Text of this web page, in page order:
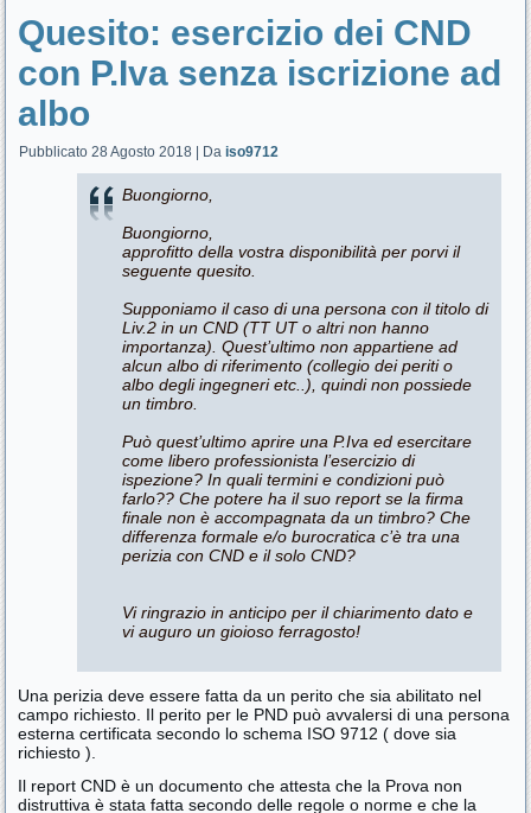
Quesito: esercizio dei CND
con P.Iva senza iscrizione ad
albo
Pubblicato 28 Agosto 2018 Da iso9712
Buongiorno,
Buongiorno,
approfitto della vostra disponibilità per porvi il
seguente quesito.
Supponiamo il caso di una persona con il titolo di
Liv.2 in un CND (TT UT o altri non hanno
importanza). Quest’ultimo non appartiene ad
alcun albo di riferimento (collegio dei periti o
albo degli ingegneri etc..), quindi non possiede
un timbro.
Può quest’ultimo aprire una P.Iva ed esercitare
come libero professionista l’esercizio di
ispezione? In quali termini e condizioni può
farlo?? Che potere ha il suo report se la firma
finale non è accompagnata da un timbro? Che
differenza formale e/o burocratica c’è tra una
perizia con CND e il solo CND?
Vi ringrazio in anticipo per il chiarimento dato e
vi auguro un gioioso ferragosto!
Una perizia deve essere fatta da un perito che sia abilitato nel
campo richiesto. Il perito per le PND può avvalersi di una persona
esterna certificata secondo lo schema ISO 9712 ( dove sia
richiesto ).
Il report CND è un documento che attesta che la Prova non
distruttiva è stata fatta secondo delle regole o norme e che la